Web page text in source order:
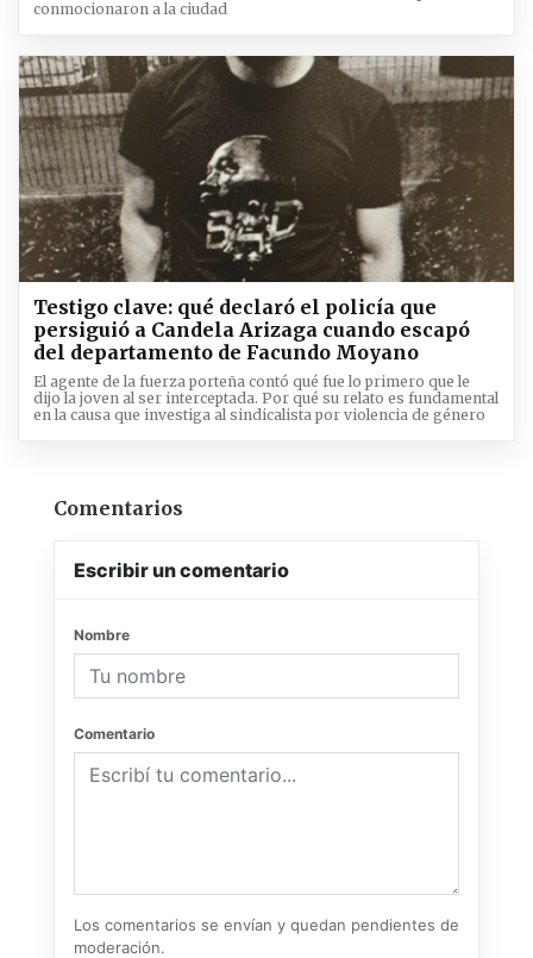
conmocionaron a la ciudad
Testigo clave: qué declaró el policía que
persiguió a Candela Arizaga cuando escapó
del departamento de Facundo Moyano
El agente de la fuerza porteña contó qué fue lo primero que le
dijo la joven al ser interceptada. Por qué su relato es fundamental
en la causa que investiga al sindicalista por violencia de género
Comentarios
Escribir un comentario
Nombre
Comentario
Los comentarios se envían y quedan pendientes de
moderación.